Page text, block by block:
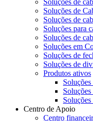
Soluções de
Soluções de
Soluções de
Soluções para
Soluções de
Soluções em
Soluções de
Soluções de
Produtos ativos
Soluções
Centro de Apoio
Centro